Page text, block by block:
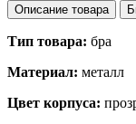
Описание товара
Тип товара: бра
Материал: металл
Цвет корпуса: